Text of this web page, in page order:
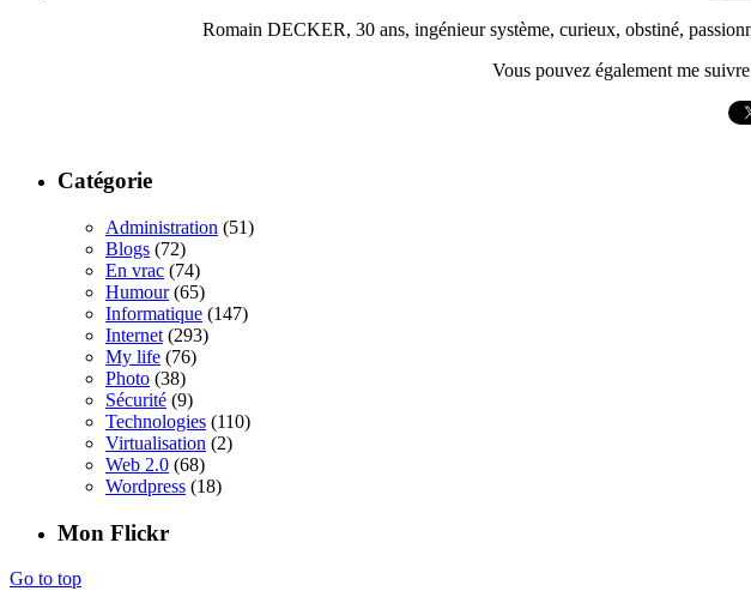
Romain DECKER, 30 ans, ingénieur système, curieux, obstiné,
Vous pouvez également me
Catégorie
Administration (51)
Blogs (72)
En vrac (74)
Humour(65)
Informatique (147)
Internet (293)
My life (76)
Photo (38)
Sécurité (9)
Technologies (110)
Virtualisation (2)
Web 2.0 (68)
Wordpress (18)
Mon Flickr
Go to top